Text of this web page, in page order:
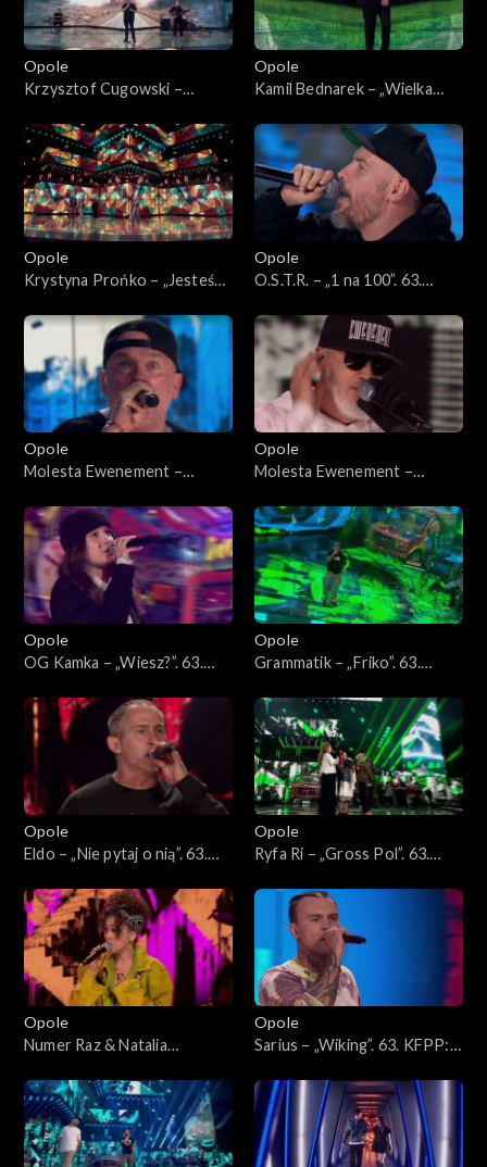
Opole
Krzysztof Cugowski –
Koncert „Autobiografia.
Jubileusz Bogdana Olewicza”
Opole
Kamil Bednarek – „Wielka
„Autobiografia. Jubileusz
Bogdana Olewicza”
Opole
Krystyna Prońko – „Jesteś
Koncert „Autobiografia.
Jubileusz Bogdana Olewicza”
Opole
O.S.T.R. – „1 na 100”. 63.
Jedno podwórko 2”
Opole
Molesta Ewenement –
„Hip-hop. Jedno podwórko
2”
Opole
Molesta Ewenement –
63. KFPP: Koncert „Hip-hop.
Jedno podwórko 2”
Opole
OG Kamka – „Wiesz?”. 63.
Jedno podwórko 2”
Opole
Grammatik – „Friko”. 63.
Jedno podwórko 2”
Opole
Eldo – „Nie pytaj o nią”. 63.
Jedno podwórko 2”
Opole
Ryfa Ri – „Gross Pol”. 63.
Jedno podwórko 2”
Opole
Numer Raz & Natalia
KFPP: Koncert „Hip-hop.
Jedno podwórko 2”
Opole
Sarius – „Wiking”. 63. KFPP:
podwórko 2”